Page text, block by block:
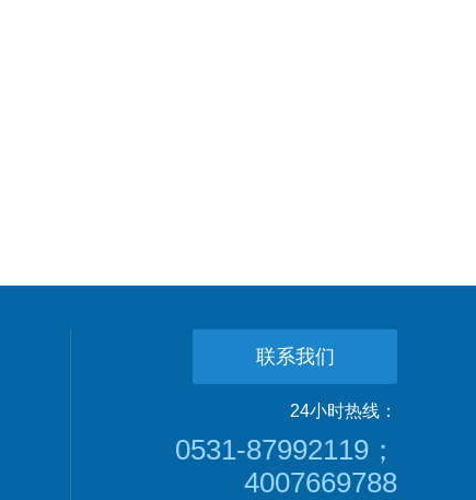
联系我们
24小时热线：
0531-87992119；
4007669788